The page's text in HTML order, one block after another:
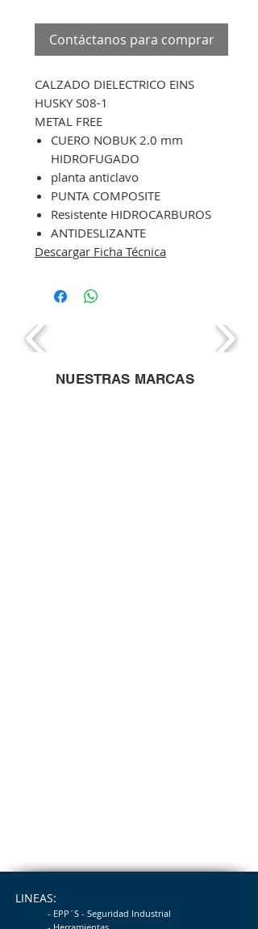
Contáctanos para comprar
CALZADO DIELECTRICO EINS
HUSKY S08-1
METAL FREE
CUERO NOBUK 2.0 mm
HIDROFUGADO
planta anticlavo
PUNTA COMPOSITE
Resistente HIDROCARBUROS
ANTIDESLIZANTE
Descargar Ficha Técnica
NUESTRAS MARCAS
LINEAS:
- EPP´S - Seguridad Industrial